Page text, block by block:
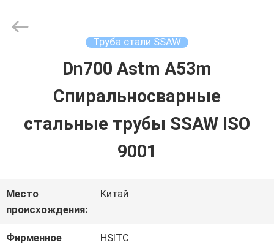
ДОМОЙ
НАС
ЭКСКУРСИЯ
International
Trade
Труба стали SSAW
Dn700 Astm A53m
Спиральносварные
стальные трубы SSAW ISO
9001
Место
происхождения:
Китай
Фирменное
HSITC